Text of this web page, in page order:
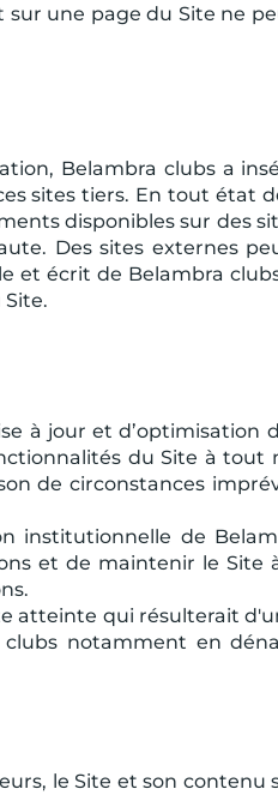
une page du Site ne
Belambra clubs a
sites tiers. En tout état
disponibles sur des
Des sites externes
et écrit de Belambra
à jour et d’optimisation
du Site à tout
de circonstances
institutionnelle de
et de maintenir le Site
atteinte qui résulterait
notamment en
le Site et son contenu